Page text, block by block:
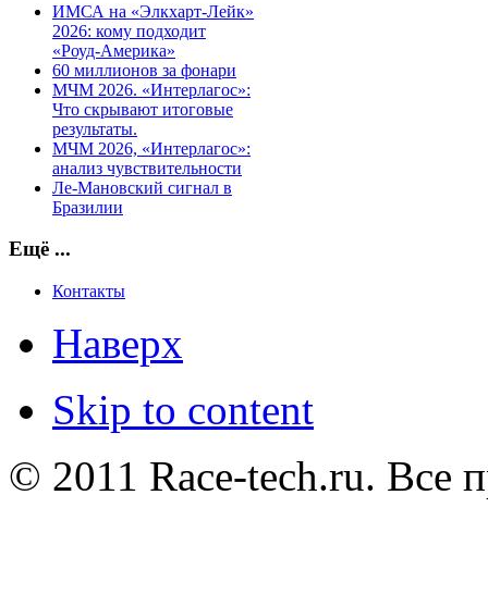
ИМСА на «Элкхарт-Лейк»
2026: кому подходит
«Роуд-Америка»
60 миллионов за фонари
МЧМ 2026. «Интерлагос»:
Что скрывают итоговые
результаты.
МЧМ 2026, «Интерлагос»:
анализ чувствительности
Ле-Мановский сигнал в
Бразилии
Ещё ...
Контакты
Наверх
Skip to content
© 2011 Race-tech.ru. Все